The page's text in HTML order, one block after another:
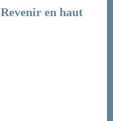
Revenir en haut